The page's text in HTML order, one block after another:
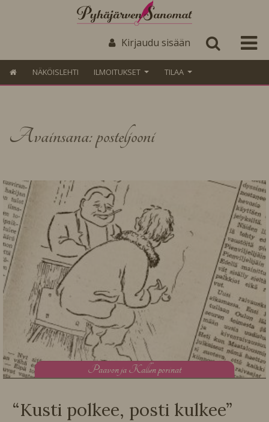
Kirjaudu sisään
NÄKÖISLEHTI ILMOITUKSET TILAA
Avainsana: posteljooni
Paavon ja Kallen porinat
“Kusti polkee, posti kulkee”